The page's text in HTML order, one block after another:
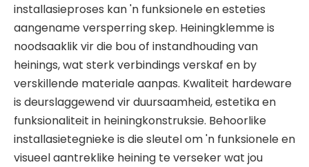
installasieproses kan 'n funksionele en esteties
aangename versperring skep. Heiningklemme is
noodsaaklik vir die bou of instandhouding van
heinings, wat sterk verbindings verskaf en by
verskillende materiale aanpas. Kwaliteit hardeware
is deurslaggewend vir duursaamheid, estetika en
funksionaliteit in heiningkonstruksie. Behoorlike
installasietegnieke is die sleutel om 'n funksionele en
visueel aantreklike heining te verseker wat jou